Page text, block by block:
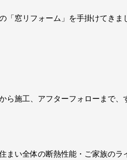
窓リフォーム」を手掛けてき
施工、アフターフォローまで
い全体の断熱性能・ご家族のラ